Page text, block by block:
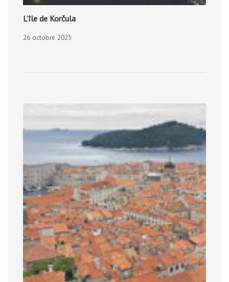
L’île de Korčula
26 octobre 2025